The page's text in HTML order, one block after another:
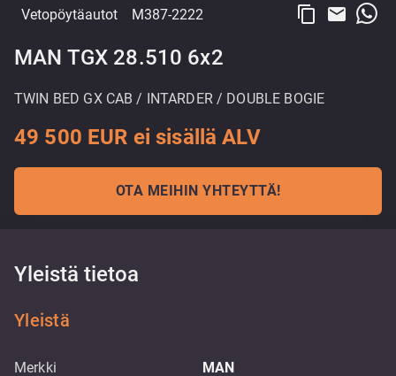
Vetopöytäautot M387-2222 content_copy email
MAN TGX 28.510 6x2
TWIN BED GX CAB / INTARDER / DOUBLE BOGIE
49 500 EUR ei sisällä ALV
OTA MEIHIN YHTEYTTÄ!
Yleistä tietoa
Yleistä
Merkki MAN